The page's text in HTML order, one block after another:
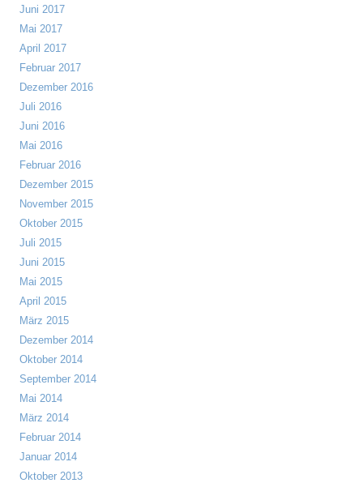
Juni 2017
Mai 2017
April 2017
Februar 2017
Dezember 2016
Juli 2016
Juni 2016
Mai 2016
Februar 2016
Dezember 2015
November 2015
Oktober 2015
Juli 2015
Juni 2015
Mai 2015
April 2015
März 2015
Dezember 2014
Oktober 2014
September 2014
Mai 2014
März 2014
Februar 2014
Januar 2014
Oktober 2013